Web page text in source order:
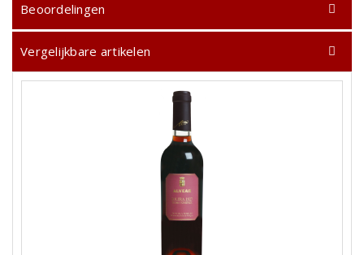
Beoordelingen
Vergelijkbare artikelen